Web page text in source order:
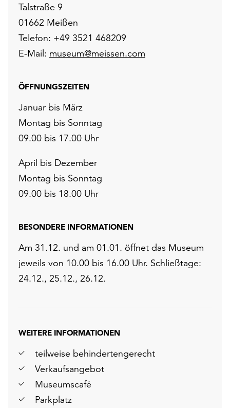
Talstraße 9
01662 Meißen
Telefon: +49 3521 468209
E-Mail: museum@meissen.com
ÖFFNUNGSZEITEN
Januar bis März
Montag bis Sonntag
09.00 bis 17.00 Uhr
April bis Dezember
Montag bis Sonntag
09.00 bis 18.00 Uhr
BESONDERE INFORMATIONEN
Am 31.12. und am 01.01. öffnet das Museum
jeweils von 10.00 bis 16.00 Uhr. Schließtage:
24.12., 25.12., 26.12.
WEITERE INFORMATIONEN
teilweise behindertengerecht
Verkaufsangebot
Museumscafé
Parkplatz